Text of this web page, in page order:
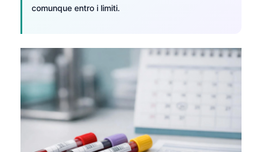
comunque entro i limiti.